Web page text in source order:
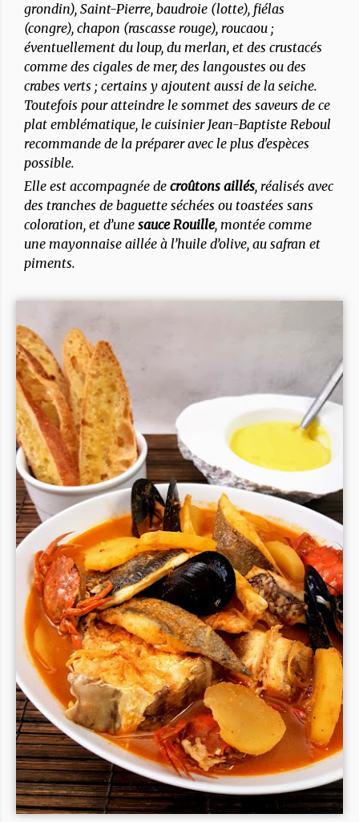
grondin), Saint-Pierre, baudroie (lotte), fiélas
(congre), chapon (rascasse rouge), roucaou ;
éventuellement du loup, du merlan, et des crustacés
comme des cigales de mer, des langoustes ou des
crabes verts ; certains y ajoutent aussi de la seiche.
Toutefois pour atteindre le sommet des saveurs de ce
plat emblématique, le cuisinier Jean-Baptiste Reboul
recommande de la préparer avec le plus d'espèces
possible.
Elle est accompagnée de croûtons aillés, réalisés avec
des tranches de baguette séchées ou toastées sans
coloration, et d’une sauce Rouille, montée comme
une mayonnaise aillée à l’huile d’olive, au safran et
piments.